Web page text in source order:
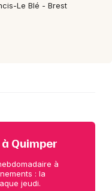
Le Blé - Brest
Quimper
à
: la
jeudi.